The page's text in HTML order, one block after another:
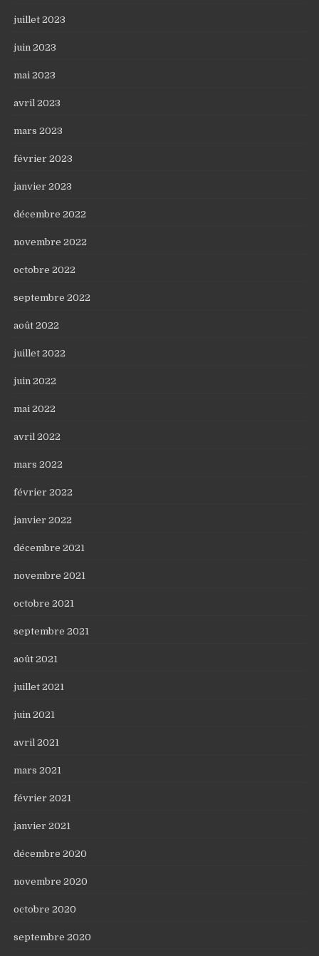
juillet 2023
juin 2023
mai 2023
avril 2023
mars 2023
février 2023
janvier 2023
décembre 2022
novembre 2022
octobre 2022
septembre 2022
août 2022
juillet 2022
juin 2022
mai 2022
avril 2022
mars 2022
février 2022
janvier 2022
décembre 2021
novembre 2021
octobre 2021
septembre 2021
août 2021
juillet 2021
juin 2021
avril 2021
mars 2021
février 2021
janvier 2021
décembre 2020
novembre 2020
octobre 2020
septembre 2020